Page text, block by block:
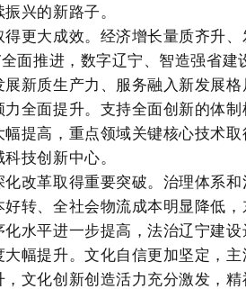
兴的新路子。
更大成效。经济增长量质齐升
全面推进，数字辽宁、智造强省
新质生产力、服务融入新发展
全面提升。支持全面创新的体
提高，重点领域关键核心技术
技创新中心。
改革取得重要突破。治理体系
转、全社会物流成本明显降低
水平进一步提高，法治辽宁建
幅提升。文化自信更加坚定，
文化创新创造活力充分激发，